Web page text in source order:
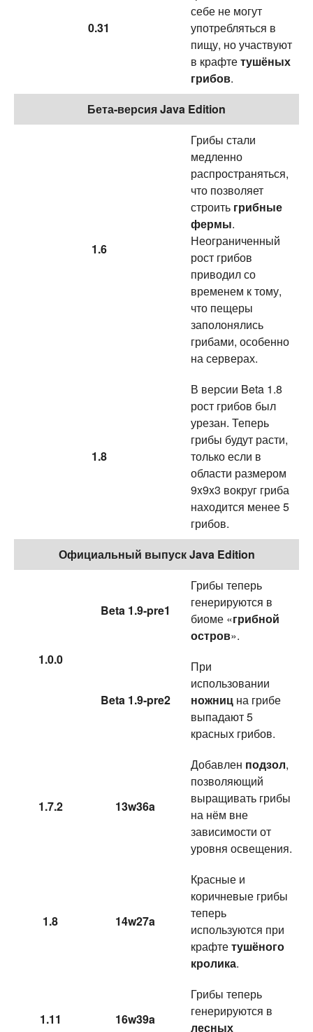
0.31
себе не могут
употребляться в
пищу, но участвуют
в крафтетушёных
грибов.
Бета-версия Java Edition
1.6
Грибы стали
медленно
распространяться,
что позволяет
строить грибные
фермы.
Неограниченный
рост грибов
приводил со
временем к тому,
что пещеры
заполонялись
грибами, особенно
на серверах.
1.8
В версии Beta 1.8
рост грибов был
урезан. Теперь
грибы будут расти,
только если в
области размером
9x9x3 вокруг гриба
находится менее 5
грибов.
Официальный выпуск Java Edition
1.0.0
Beta 1.9-pre1
Грибы теперь
генерируются в
биоме «грибной
остров».
Beta 1.9-pre2
При
использовании
ножниц на грибе
выпадают 5
красных грибов.
1.7.2 13w36a
Добавлен подзол,
позволяющий
выращивать грибы
на нём вне
зависимости от
уровня освещения.
1.8 14w27a
Красные и
коричневые грибы
теперь
используются при
крафтетушёного
кролика.
1.11 16w39a
Грибы теперь
генерируются в
лесных